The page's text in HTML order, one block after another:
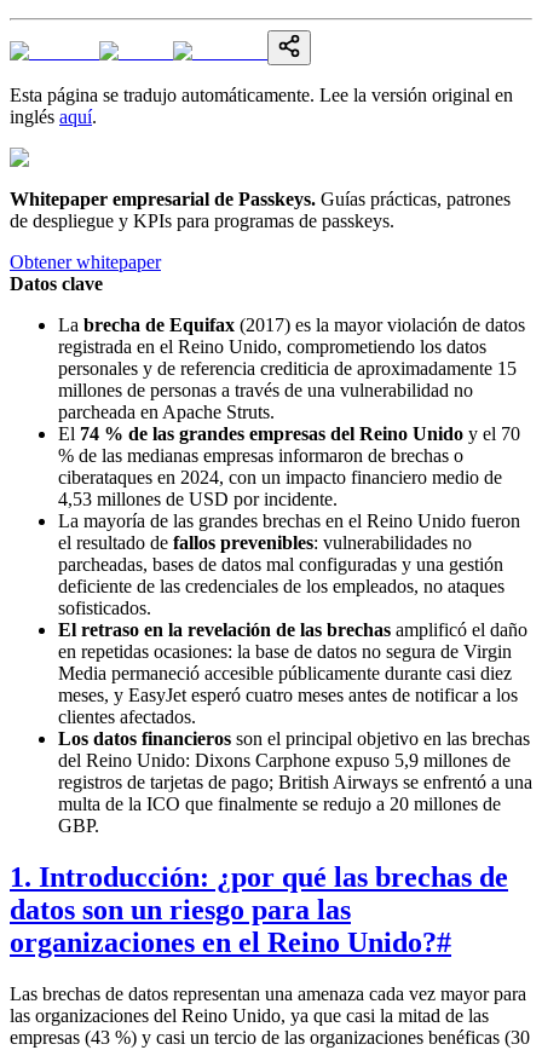
Esta página se tradujo automáticamente. Lee la versión original en
inglés aquí.
Whitepaper empresarial de Passkeys. Guías prácticas, patrones
de despliegue y KPIs para programas de passkeys.
Obtener whitepaper
Datos clave
La brecha de Equifax (2017) es la mayor violación de datos
registrada en el Reino Unido, comprometiendo los datos
personales y de referencia crediticia de aproximadamente 15
millones de personas a través de una vulnerabilidad no
parcheada en Apache Struts.
El 74 % de las grandes empresas del Reino Unido y el 70
% de las medianas empresas informaron de brechas o
ciberataques en 2024, con un impacto financiero medio de
4,53 millones de USD por incidente.
La mayoría de las grandes brechas en el Reino Unido fueron
el resultado de fallos prevenibles: vulnerabilidades no
parcheadas, bases de datos mal configuradas y una gestión
deficiente de las credenciales de los empleados, no ataques
sofisticados.
El retraso en la revelación de las brechas amplificó el daño
en repetidas ocasiones: la base de datos no segura de Virgin
Media permaneció accesible públicamente durante casi diez
meses, y EasyJet esperó cuatro meses antes de notificar a los
clientes afectados.
Los datos financieros son el principal objetivo en las brechas
del Reino Unido: Dixons Carphone expuso 5,9 millones de
registros de tarjetas de pago; British Airways se enfrentó a una
multa de la ICO que finalmente se redujo a 20 millones de
GBP.
1. Introducción: ¿por qué las brechas de
datos son un riesgo para las
organizaciones en el Reino Unido?#
Las brechas de datos representan una amenaza cada vez mayor para
las organizaciones del Reino Unido, ya que casi la mitad de las
empresas (43 %) y casi un tercio de las organizaciones benéficas (30